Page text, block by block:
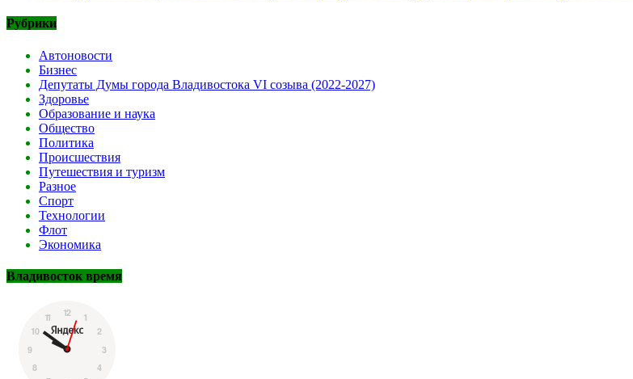
Рубрики
Автоновости
Бизнес
Депутаты Думы города Владивостока VI созыва (2022-2027)
Здоровье
Образование и наука
Общество
Политика
Происшествия
Путешествия и туризм
Разное
Спорт
Технологии
Флот
Экономика
Владивосток время